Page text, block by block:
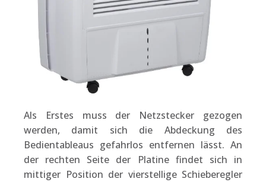
Als Erstes muss der Netzstecker gezogen
werden, damit sich die Abdeckung des
Bedientableaus gefahrlos entfernen lässt. An
der rechten Seite der Platine findet sich in
mittiger Position der vierstellige Schieberegler